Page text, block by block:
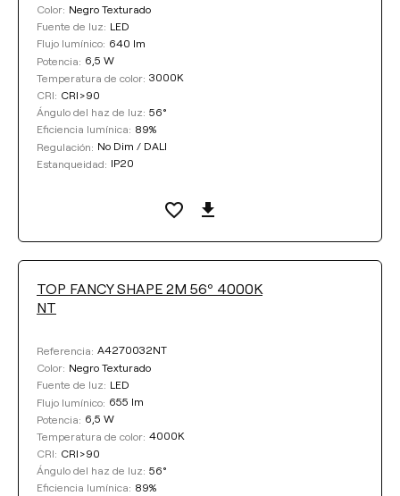
Color: Negro Texturado
Fuente de luz: LED
Flujo lumínico: 640 lm
Potencia: 6,5 W
Temperatura de color: 3000K
CRI: CRI>90
Ángulo del haz de luz: 56°
Eficiencia lumínica: 89%
Regulación: No Dim / DALI
Estanqueidad: IP20
TOP FANCY SHAPE 2M 56º 4000K
NT
Referencia: A4270032NT
Color: Negro Texturado
Fuente de luz: LED
Flujo lumínico: 655 lm
Potencia: 6,5 W
Temperatura de color: 4000K
CRI: CRI>90
Ángulo del haz de luz: 56°
Eficiencia lumínica: 89%